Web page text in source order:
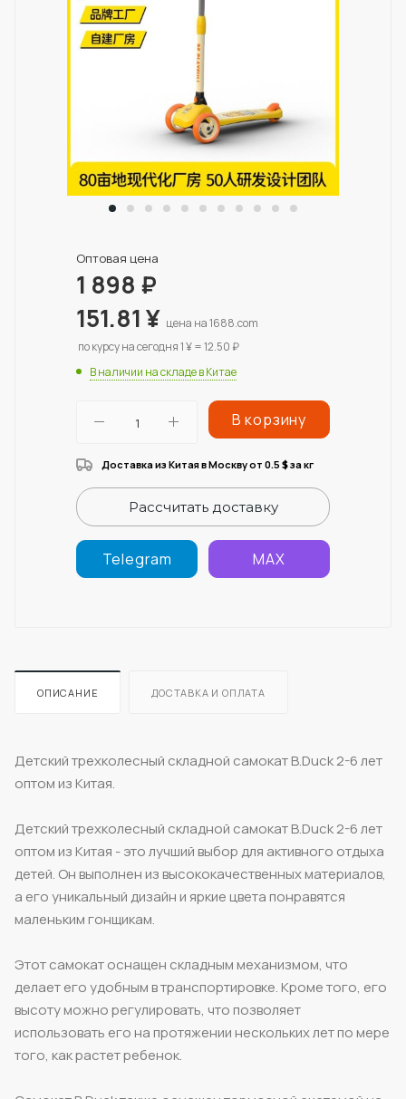
Оптовая цена
1 898 ₽
151.81¥ цена на 1688.com
по курсу на сегодня 1 ¥ = 12.50 ₽
В наличии на складе в Китае
В корзину
Доставка из Китая в Москву от 0.5 $за кг
Рассчитать доставку
Telegram MAX
ОПИСАНИЕ ДОСТАВКА И ОПЛАТА
Детский трехколесный складной самокат B.Duck 2-6 лет
оптом из Китая.
Детский трехколесный складной самокат B.Duck 2-6 лет
оптом из Китая - это лучший выбор для активного отдыха
детей. Он выполнен из высококачественных материалов,
а его уникальный дизайн и яркие цвета понравятся
маленьким гонщикам.
Этот самокат оснащен складным механизмом, что
делает его удобным в транспортировке. Кроме того, его
высоту можно регулировать, что позволяет
использовать его на протяжении нескольких лет по мере
того, как растет ребенок.